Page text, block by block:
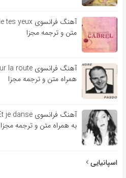
متن و ترجمه مجزا
همراه متن و ترجمه مجزا
به همراه متن و ترجمه مجزا
اسپانیایی